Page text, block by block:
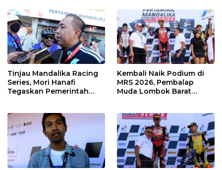
Kawasan
Tinjau Mandalika Racing
Series, Mori Hanafi
Tegaskan Pemerintah
Kembali Naik Podium di
MRS 2026, Pembalap
Muda Lombok Barat